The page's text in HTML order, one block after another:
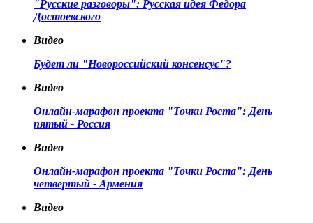
"Русские разговоры": Русская идея Федора
Достоевского
Видео
Будет ли "Новороссийский консенсус"?
Видео
Онлайн-марафон проекта "Точки Роста": День
пятый - Россия
Видео
Онлайн-марафон проекта "Точки Роста": День
четвертый - Армения
Видео